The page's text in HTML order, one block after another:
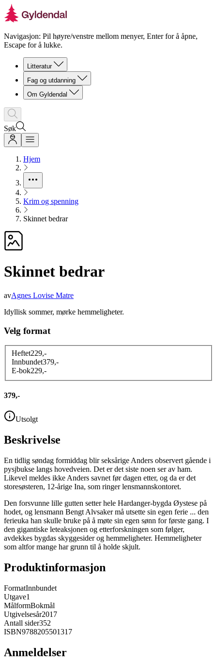
Navigasjon: Pil høyre/venstre mellom menyer, Enter for å åpne,
Escape for å lukke.
Litteratur
Fag og utdanning
Om Gyldendal
Søk
Hjem
Krim og spenning
Skinnet bedrar
Skinnet bedrar
avAgnes Lovise Matre
Idyllisk sommer, mørke hemmeligheter.
Velg format
Heftet229,-
Innbundet379,-
E-bok229,-
379,-
Utsolgt
Beskrivelse
En tidlig søndag formiddag blir seksårige Anders observert gående i
pysjbukse langs hovedveien. Det er det siste noen ser av ham.
Likevel meldes ikke Anders savnet før dagen etter, og da er det
storesøsteren, 12-årige Ina, som ringer lensmannskontoret.
Den forsvunne lille gutten setter hele Hardanger-bygda Øystese på
hodet, og lensmann Bengt Alvsaker må utsette sin egen ferie ... den
ferieuka han skulle bruke på å møte sin egen sønn for første gang. I
den gigantiske leteaksjonen og etterforskningen som følger,
avdekkes bygdas skyggesider og hemmeligheter. Hemmeligheter
som altfor mange har grunn til å holde skjult.
Produktinformasjon
FormatInnbundet
Utgave1
MålformBokmål
Utgivelsesår2017
Antall sider352
ISBN9788205501317
Anmeldelser